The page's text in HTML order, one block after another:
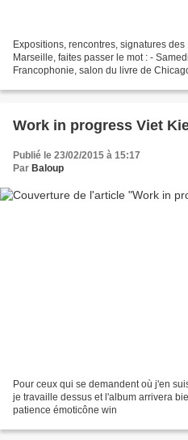
Expositions, rencontres, signatures
Marseille, faites passer le mot : -
Francophonie, salon du livre de
Work in progress Viet
Publié le 23/02/2015 à 15:17
Par Baloup
Pour ceux qui se demandent où j'en
je travaille dessus et l'album arrivera
patience émoticône win